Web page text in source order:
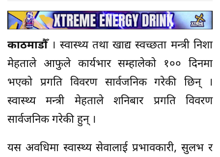
काठमाडौँ । स्वास्थ्य तथा खाद्य स्वच्छता मन्त्री निशा
मेहताले आफुले कार्यभार सम्हालेको १०० दिनमा
भएको प्रगति विवरण सार्वजनिक गरेकी छिन् ।
स्वास्थ्य मन्त्री मेहताले शनिबार प्रगति विवरण
सार्वजनिक गरेकी हुन् ।
यस अवधिमा स्वास्थ्य सेवालाई प्रभावकारी, सुलभ र